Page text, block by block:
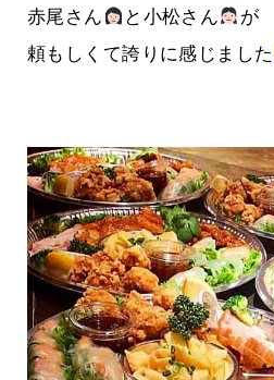
赤尾さん と小松さん
が
頼もしくて誇りに感じました